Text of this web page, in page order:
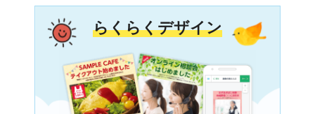
らくらくデザイン